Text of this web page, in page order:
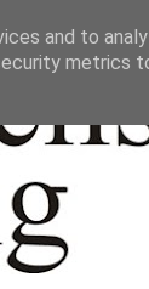
and to
metrics